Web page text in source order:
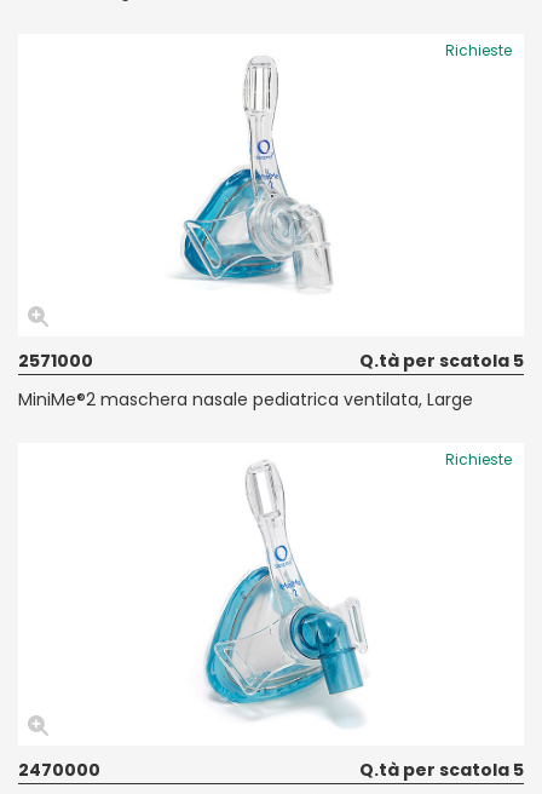
Richieste
2571000
Q.tà per scatola 5
MiniMe®2 maschera nasale pediatrica ventilata, Large
Richieste
2470000
Q.tà per scatola 5